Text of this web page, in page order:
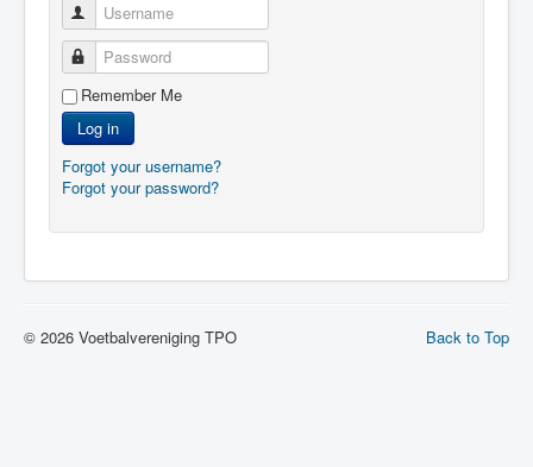
Username
Password
Remember Me
Log in
Forgot your username?
Forgot your password?
Back to Top
© 2026 Voetbalvereniging TPO